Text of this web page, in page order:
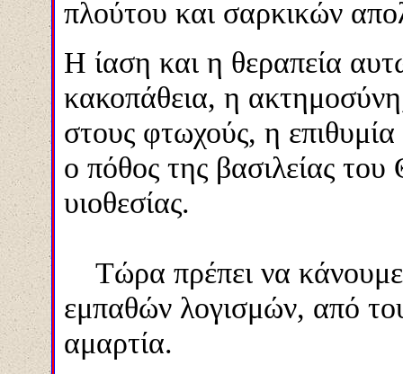
πλούτου και σαρκικών
Η ίαση και η θεραπεία
κακοπάθεια, η
στους φτωχούς, η
ο πόθος της βασιλείας
υιοθεσίας.
Τώρα πρέπει να
εμπαθών λογισμών, από
αμαρτία.